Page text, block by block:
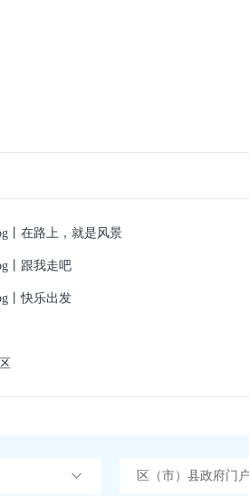
丨在路上，就是风景
丨跟我走吧
丨快乐出发
区（市）县政府门